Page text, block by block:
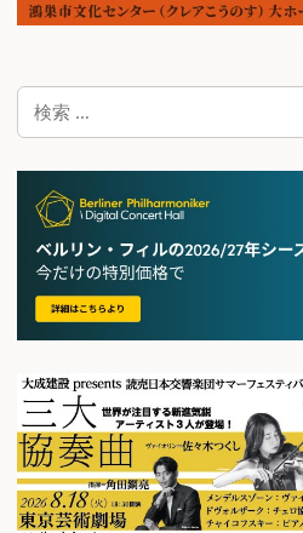
検